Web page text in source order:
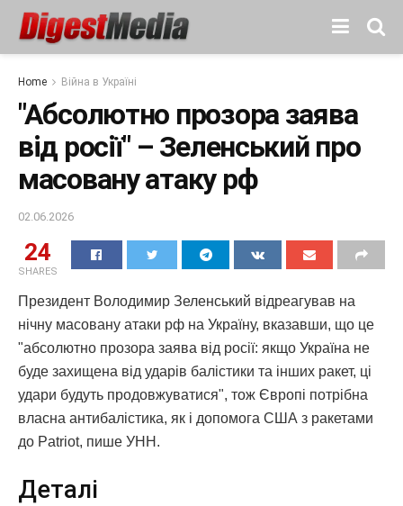
Home Війна в Україні
"Абсолютно прозора заява
від росії" – Зеленський про
масовану атаку рф
02.06.2026
24
SHARES
Президент Володимир Зеленський відреагував на
нічну масовану атаки рф на Україну, вказавши, що це
"абсолютно прозора заява від росії: якщо Україна не
буде захищена від ударів балістики та інших ракет, ці
удари будуть продовжуватися", тож Європі потрібна
власна антибалістика, як і допомога США з ракетами
до Patriot, пише УНН.
Деталі